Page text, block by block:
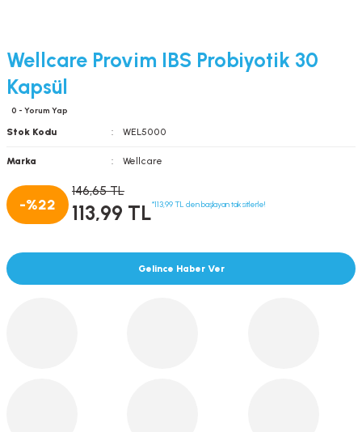
Wellcare Provim IBS Probiyotik 30
Kapsül
0 - Yorum Yap
Stok Kodu WEL5000
Marka Wellcare
-%22
146,65 TL
113,99 TL*113,99 TL den başlayan taksitlerle!
Gelince Haber Ver